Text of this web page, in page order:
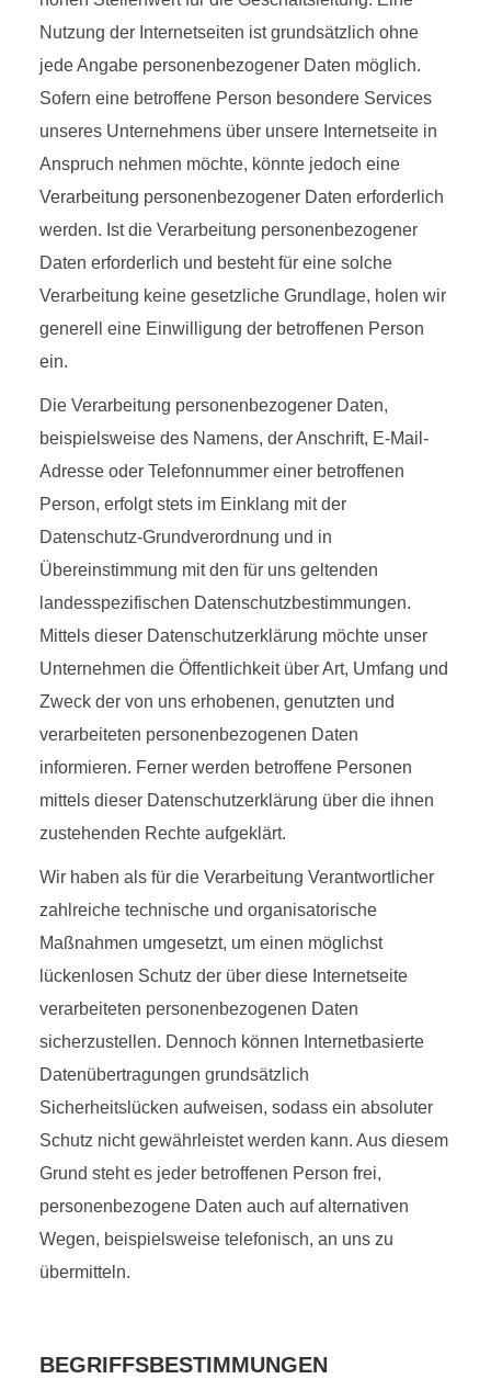
ERKLÄRUNG
Nutzung der Internetseiten ist grundsätzlich ohne
jede Angabe personenbezogener Daten möglich.
Sofern eine betroffene Person besondere Services
unseres Unternehmens über unsere Internetseite in
Anspruch nehmen möchte, könnte jedoch eine
Verarbeitung personenbezogener Daten erforderlich
werden. Ist die Verarbeitung personenbezogener
Daten erforderlich und besteht für eine solche
Verarbeitung keine gesetzliche Grundlage, holen wir
generell eine Einwilligung der betroffenen Person
ein.
Die Verarbeitung personenbezogener Daten,
beispielsweise des Namens, der Anschrift, E-Mail-
Adresse oder Telefonnummer einer betroffenen
Person, erfolgt stets im Einklang mit der
Datenschutz-Grundverordnung und in
Übereinstimmung mit den für uns geltenden
landesspezifischen Datenschutzbestimmungen.
Mittels dieser Datenschutzerklärung möchte unser
Unternehmen die Öffentlichkeit über Art, Umfang und
Zweck der von uns erhobenen, genutzten und
verarbeiteten personenbezogenen Daten
informieren. Ferner werden betroffene Personen
mittels dieser Datenschutzerklärung über die ihnen
zustehenden Rechte aufgeklärt.
Wir haben als für die Verarbeitung Verantwortlicher
zahlreiche technische und organisatorische
Maßnahmen umgesetzt, um einen möglichst
lückenlosen Schutz der über diese Internetseite
verarbeiteten personenbezogenen Daten
sicherzustellen. Dennoch können Internetbasierte
Datenübertragungen grundsätzlich
Sicherheitslücken aufweisen, sodass ein absoluter
Schutz nicht gewährleistet werden kann. Aus diesem
Grund steht es jeder betroffenen Person frei,
personenbezogene Daten auch auf alternativen
Wegen, beispielsweise telefonisch, an uns zu
übermitteln.
BEGRIFFSBESTIMMUNGEN